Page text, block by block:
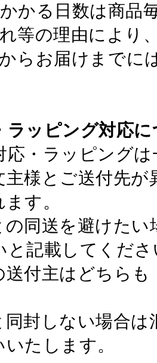
かる日数は商品
等の理由により
らお届けまでに
ラッピング対応
応・ラッピング
主様とご送付先
す。
の同送を避けた
と記載してくださ
送付主はどちら
同封しない場合
たします。